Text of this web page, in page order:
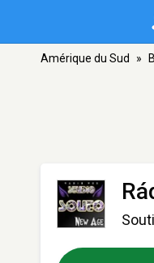
Amérique du Sud »